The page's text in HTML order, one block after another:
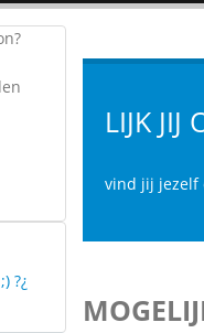
?¿
LIJK JIJ
vind jij jezelf